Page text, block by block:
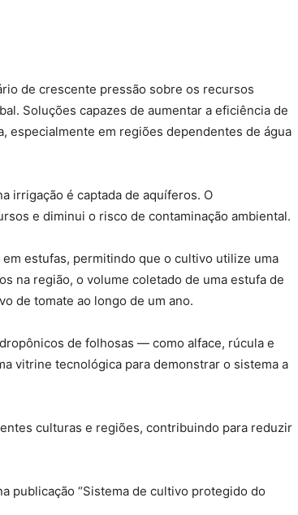
de crescente pressão sobre os recursos
Soluções capazes de aumentar a eficiência de
especialmente em regiões dependentes de água
irrigação é captada de aquíferos. O
e diminui o risco de contaminação ambiental.
estufas, permitindo que o cultivo utilize uma
na região, o volume coletado de uma estufa de
de tomate ao longo de um ano.
de folhosas — como alface, rúcula e
vitrine tecnológica para demonstrar o sistema a
culturas e regiões, contribuindo para reduzir
publicação “Sistema de cultivo protegido do